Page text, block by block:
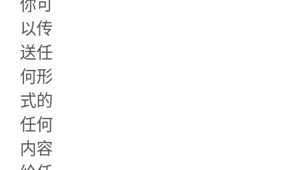
以传
送任
何形
式的
任何
内容